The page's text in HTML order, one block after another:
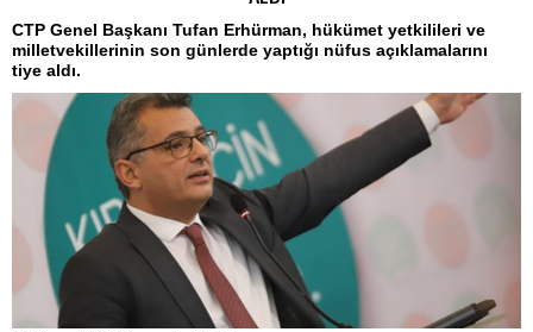
CTP Genel Başkanı Tufan Erhürman, hükümet yetkilileri ve
milletvekillerinin son günlerde yaptığı nüfus açıklamalarını
tiye aldı.